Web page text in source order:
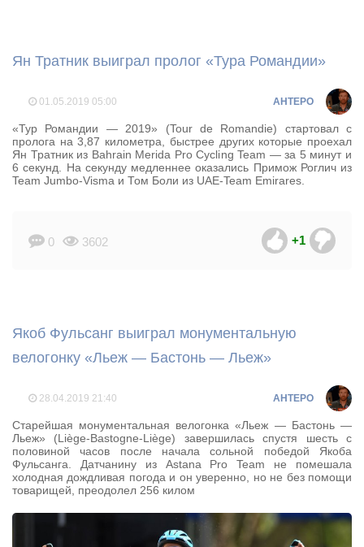
Ян Тратник выиграл пролог «Тура Романдии»
01.05.2019 05:00 AHTEPO
«Тур Романдии — 2019» (Tour de Romandie) стартовал с
пролога на 3,87 километра, быстрее других которые проехал
Ян Тратник из Bahrain Merida Pro Cycling Team — за 5 минут и
6 секунд. На секунду медленнее оказались Примож Роглич из
Team Jumbo-Visma и Том Боли из UAE-Team Emirares.
0 3602 +1
Якоб Фульсанг выиграл монументальную
велогонку «Льеж — Бастонь — Льеж»
28.04.2019 21:40 AHTEPO
Старейшая монументальная велогонка «Льеж — Бастонь —
Льеж» (Liège-Bastogne-Liège) завершилась спустя шесть с
половиной часов после начала сольной победой Якоба
Фульсанга. Датчанину из Astana Pro Team не помешала
холодная дождливая погода и он уверенно, но не без помощи
товарищей, преодолел 256 килом